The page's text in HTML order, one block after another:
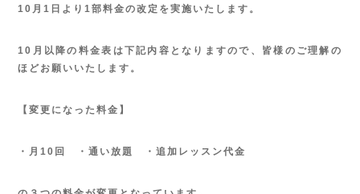
10月1日より1部料金の改定を実施いたします。
10月以降の料金表は下記内容となりますので、皆様のご理解の
ほどお願いいたします。
【変更になった料金】
・月10回 ・通い放題 ・追加レッスン代金